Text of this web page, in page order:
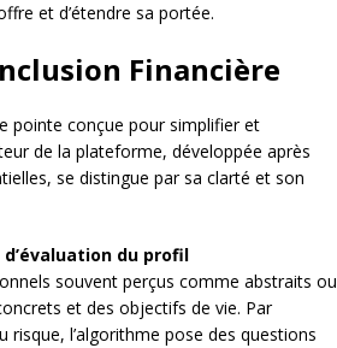
et d’étendre sa portée.
Financière
pointe conçue pour simplifier et
de la plateforme, développée après
se distingue par sa clarté et son
du profil
souvent perçus comme abstraits ou
et des objectifs de vie. Par
l’algorithme pose des questions